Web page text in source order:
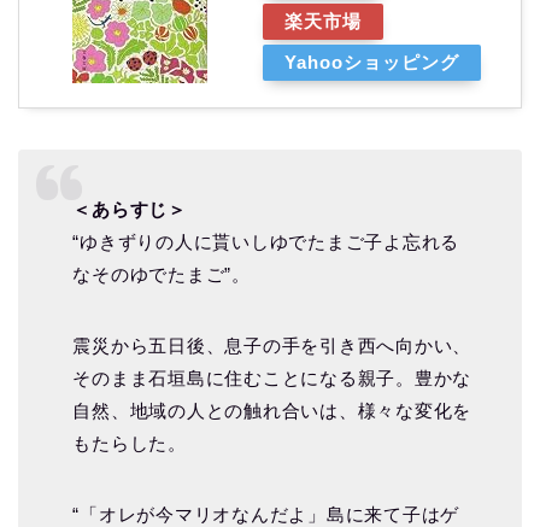
楽天市場
Yahooショッピング
＜あらすじ＞
“ゆきずりの人に貰いしゆでたまご子よ忘れる
なそのゆでたまご”。
震災から五日後、息子の手を引き西へ向かい、
そのまま石垣島に住むことになる親子。豊かな
自然、地域の人との触れ合いは、様々な変化を
もたらした。
“「オレが今マリオなんだよ」島に来て子はゲ